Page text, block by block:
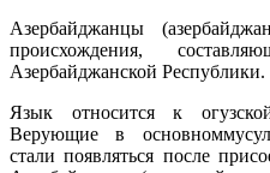
Азербайджанцы
происхождения,
Азербайджанской Республики.
Язык относится к
Верующие в
стали появляться после